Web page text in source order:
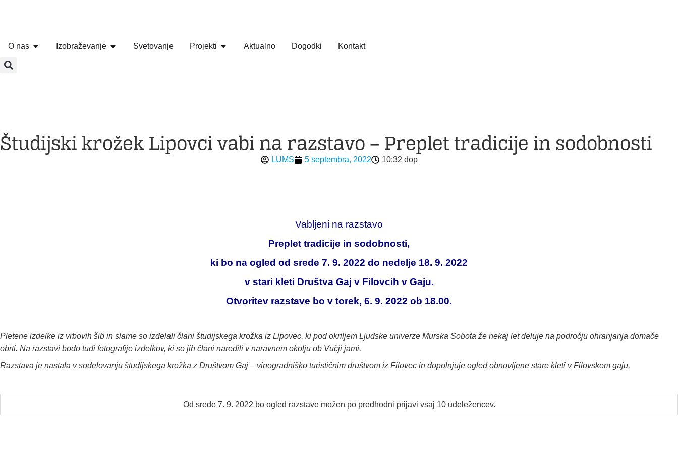
O nas Izobraževanje Svetovanje Projekti Aktualno Dogodki Kontakt
Študijski krožek Lipovci vabi na razstavo – Preplet tradicije in sodobnosti
LUMS 5 septembra, 2022 10:32 dop
Vabljeni na razstavo
Preplet tradicije in sodobnosti,
ki bo na ogled od srede 7. 9. 2022 do nedelje 18. 9. 2022
v stari kleti Društva Gaj v Filovcih v Gaju.
Otvoritev razstave bo v torek, 6. 9. 2022 ob 18.00.
Pletene izdelke iz vrbovih šib in slame so izdelali člani študijskega krožka iz Lipovec, ki pod okriljem Ljudske univerze Murska Sobota že nekaj let deluje na področju ohranjanja domače
obrti. Na razstavi bodo tudi fotografije izdelkov, ki so jih člani naredili v naravnem okolju ob Vučji jami.
Razstava je nastala v sodelovanju študijskega krožka z Društvom Gaj – vinogradniško turističnim društvom iz Filovec in dopolnjuje ogled obnovljene stare kleti v Filovskem gaju.
Od srede 7. 9. 2022 bo ogled razstave možen po predhodni prijavi vsaj 10 udeležencev.